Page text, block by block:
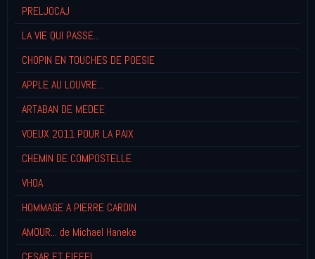
PRELJOCAJ
LA VIE QUI PASSE...
CHOPIN EN TOUCHES DE POESIE
APPLE AU LOUVRE...
ARTABAN DE MEDEE
VOEUX 2011 POUR LA PAIX
CHEMIN DE COMPOSTELLE
VHOA
HOMMAGE A PIERRE CARDIN
AMOUR... de Michael Haneke